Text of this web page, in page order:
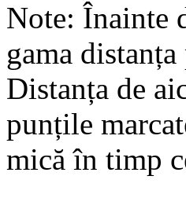
Note: Înainte
gama
Distanța de
punțile
mică în timp